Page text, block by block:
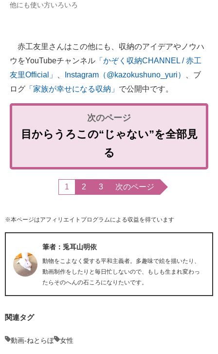
他にも使い方いろいろ
赤工友里さんはこの他にも、収納のアイデアやノウハ
ウをYouTubeチャンネル 「かぞく収納CHANNEL / 赤工
友里Official」
Instagram（@kazokushuno_yuri）
、ブ
ログ 「家族が幸せになる収納」 で公開中です。
目からうろこの“じゃない”を全部見
る
1 2 3 次のページ
※本ページはアフィリエイトプログラムによる収益を得ています
筆者：兎耳山明依
動物をこよなく愛する平和主義者。多趣味で絵を描いたり、
動画制作をしたりと毎日忙しないので、もしも生まれ変わっ
たらそのへんの石ころになりたいです。
関連タグ
動画-ねとらぼ 女性